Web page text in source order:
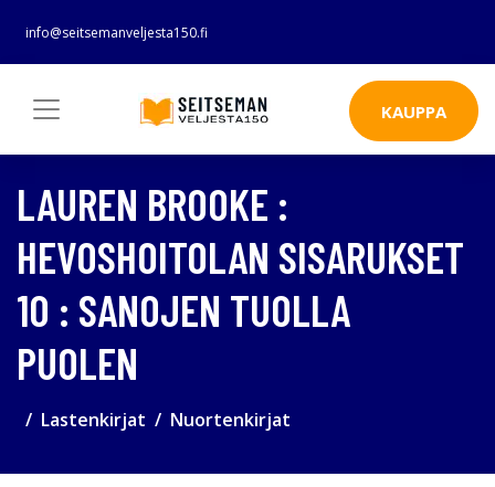
info@seitsemanveljesta150.fi
KAUPPA
LAUREN BROOKE :
HEVOSHOITOLAN SISARUKSET
10 : SANOJEN TUOLLA
PUOLEN
Lastenkirjat Nuortenkirjat